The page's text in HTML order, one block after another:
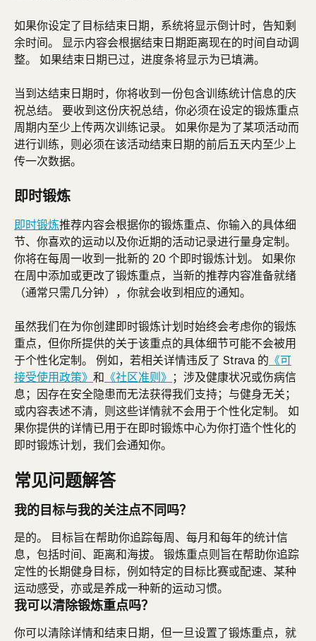
如果你设定了目标结束日期，系统将显示倒计时，告知剩
余时间。 显示内容会根据结束日期距离现在的时间自动调
整。 如果结束日期已过，进度条将显示为已填满。
当到达结束日期时，你将收到一份包含训练统计信息的庆
祝总结。 要收到这份庆祝总结，你必须在设定的锻炼重点
周期内至少上传两次训练记录。 如果你是为了某项活动而
进行训练，则必须在该活动结束日期的前后五天内至少上
传一次数据。
即时锻炼
即时锻炼推荐内容会根据你的锻炼重点、你输入的具体细
节、你喜欢的运动以及你近期的活动记录进行量身定制。
你将在每周一收到一批新的 20 个即时锻炼计划。 如果你
在周中添加或更改了锻炼重点，当新的推荐内容准备就绪
（通常只需几分钟），你就会收到相应的通知。
虽然我们在为你创建即时锻炼计划时始终会考虑你的锻炼
重点，但你所提供的关于该重点的具体细节可能不会被用
于个性化定制。 例如，若相关详情违反了 Strava 的 《可
接受使用政策》 和 《社区准则》 ；涉及健康状况或伤病信
息；因存在安全隐患而无法获得我们支持；与健身无关；
或内容表述不清，则这些详情就不会用于个性化定制。 如
果你提供的详情已用于在即时锻炼中心为你打造个性化的
即时锻炼计划，我们会通知你。
常见问题解答
我的目标与我的关注点不同吗？
是的。 目标旨在帮助你追踪每周、每月和每年的统计信
息，包括时间、距离和海拔。 锻炼重点则旨在帮助你追踪
定性的长期健身目标，例如特定的目标比赛或配速、某种
运动感受，亦或是养成一种新的运动习惯。
我可以清除锻炼重点吗？
你可以清除详情和结束日期，但一旦设置了锻炼重点，就